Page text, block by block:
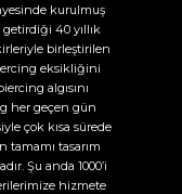
kurulmuş
40 yıllık
birleştirilen
eksikliğini
algısını
her geçen gün
çok kısa sürede
tamamı tasarım
Şu anda 1000’i
hizmete